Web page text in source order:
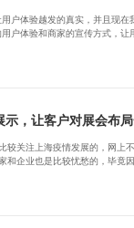
户体验越发的真实，并且现
户体验和商家的宣传方式，让
示，让客户对展会布
较关注上海疫情发展的，网上
和企业也是比较忧愁的，毕竟